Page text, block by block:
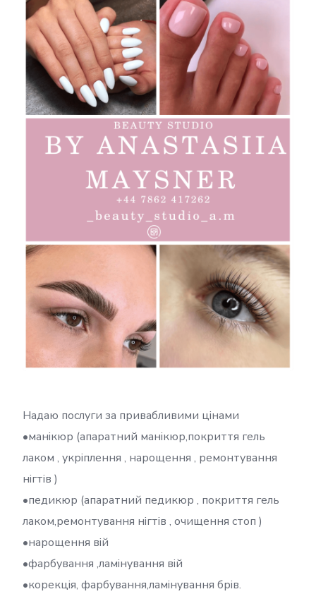
Надаю послуги за привабливими цінами
•манікюр (апаратний манікюр,покриття гель
лаком , укріплення , нарощення , ремонтування
нігтів )
•педикюр (апаратний педикюр , покриття гель
лаком,ремонтування нігтів , очищення стоп )
•нарощення вій
•фарбування ,ламінування вій
•корекція, фарбування,ламінування брів.